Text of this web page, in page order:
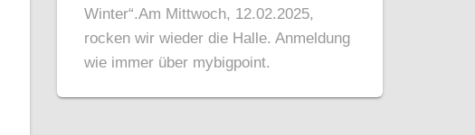
Winter“.Am Mittwoch, 12.02.2025,
rocken wir wieder die Halle. Anmeldung
wie immer über mybigpoint.